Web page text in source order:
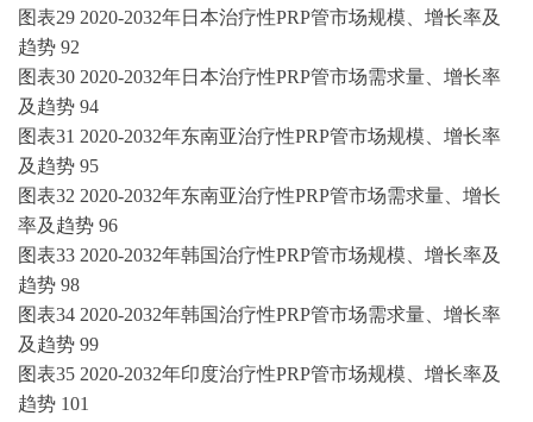
图表29 2020-2032年日本治疗性PRP管市场规模、增长率及
趋势 92
图表30 2020-2032年日本治疗性PRP管市场需求量、增长率
及趋势 94
图表31 2020-2032年东南亚治疗性PRP管市场规模、增长率
及趋势 95
图表32 2020-2032年东南亚治疗性PRP管市场需求量、增长
率及趋势 96
图表33 2020-2032年韩国治疗性PRP管市场规模、增长率及
趋势 98
图表34 2020-2032年韩国治疗性PRP管市场需求量、增长率
及趋势 99
图表35 2020-2032年印度治疗性PRP管市场规模、增长率及
趋势 101